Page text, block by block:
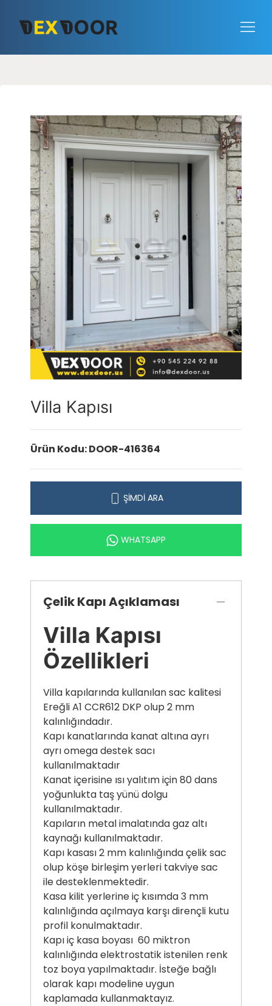
Villa Kapısı
Ürün Kodu: DOOR-416364
ŞİMDİ ARA
WHATSAPP
Çelik Kapı Açıklaması
Villa Kapısı
Özellikleri
Villa kapılarında kullanılan sac kalitesi
Ereğli A1 CCR612 DKP olup 2 mm
kalınlığındadır.
Kapı kanatlarında kanat altına ayrı
ayrı omega destek sacı
kullanılmaktadır
Kanat içerisine ısı yalıtım için 80 dans
yoğunlukta taş yünü dolgu
kullanılmaktadır.
Kapıların metal imalatında gaz altı
kaynağı kullanılmaktadır.
Kapı kasası 2 mm kalınlığında çelik sac
olup köşe birleşim yerleri takviye sac
ile desteklenmektedir.
Kasa kilit yerlerine iç kısımda 3 mm
kalınlığında açılmaya karşı dirençli kutu
profil konulmaktadır.
Kapı iç kasa boyası 60 miktron
kalınlığında elektrostatik istenilen renk
toz boya yapılmaktadır. İsteğe bağlı
olarak kapı modeline uygun
kaplamada kullanmaktayız.